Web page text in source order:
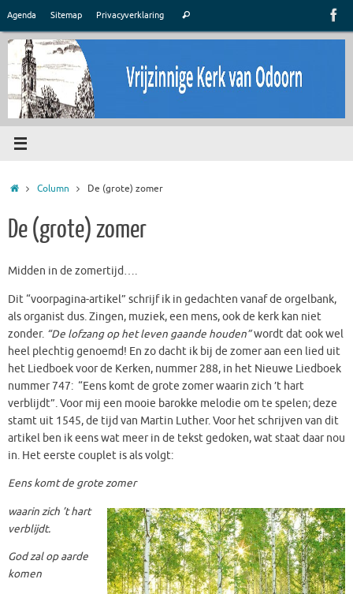
de
inhoud
Agenda Sitemap Privacyverklaring Zoeken
HomeColumn De (grote) zomer
De (grote) zomer
Midden in de zomertijd….
Dit “voorpagina-artikel” schrijf ik in gedachten vanaf de orgelbank,
als organist dus. Zingen, muziek, een mens, ook de kerk kan niet
zonder. “De lofzang op het leven gaande houden”wordt dat ook wel
heel plechtig genoemd! En zo dacht ik bij de zomer aan een lied uit
het Liedboek voor de Kerken, nummer 288, in het Nieuwe Liedboek
nummer 747: “Eens komt de grote zomer waarin zich ’t hart
verblijdt”. Voor mij een mooie barokke melodie om te spelen; deze
stamt uit 1545, de tijd van Martin Luther. Voor het schrijven van dit
artikel ben ik eens wat meer in de tekst gedoken, wat staat daar nou
in. Het eerste couplet is als volgt:
Eens komt de grote zomer
waarin zich ’t hart
verblijdt.
God zal op aarde
komen